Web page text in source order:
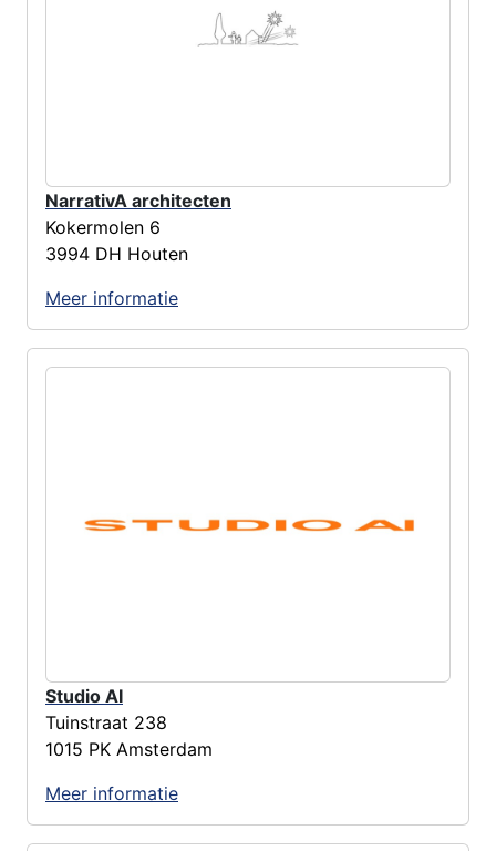
NarrativA architecten
Kokermolen 6
3994 DH Houten
Meer informatie
Studio AI
Tuinstraat 238
1015 PK Amsterdam
Meer informatie